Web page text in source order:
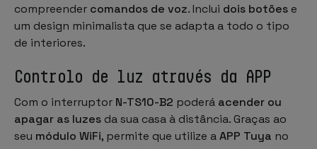
compreender comandos de voz. Inclui dois botões e
um design minimalista que se adapta a todo o tipo
de interiores.
Controlo de luz através da APP
Com o interruptor N-TS10-B2 poderá acender ou
apagar as luzes da sua casa à distância. Graças ao
seu módulo WiFi, permite que utilize aAPP Tuya no